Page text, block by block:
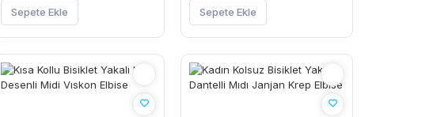
Sepete Ekle Sepete Ekle